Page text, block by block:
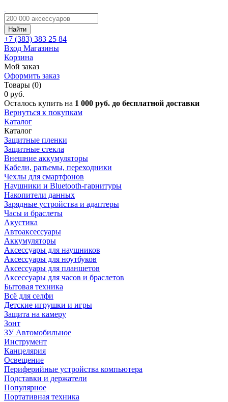
Найти
+7 (383) 383 25 84
Вход Магазины
Корзина
Мой заказ
Оформить заказ
Товары (0)
0 руб.
Осталось купить на 1 000 руб. до бесплатной доставки
Вернуться к покупкам
Каталог
Каталог
Защитные пленки
Защитные стекла
Внешние аккумуляторы
Кабели, разъемы, переходники
Чехлы для смартфонов
Наушники и Bluetooth-гарнитуры
Накопители данных
Зарядные устройства и адаптеры
Часы и браслеты
Акустика
Автоаксессуары
Аккумуляторы
Аксессуары для наушников
Аксессуары для ноутбуков
Аксессуары для планшетов
Аксессуары для часов и браслетов
Бытовая техника
Всё для селфи
Детские игрушки и игры
Защита на камеру
Зонт
ЗУ Автомобильное
Инструмент
Канцелярия
Освещение
Периферийные устройства компьютера
Подставки и держатели
Популярное
Портативная техника